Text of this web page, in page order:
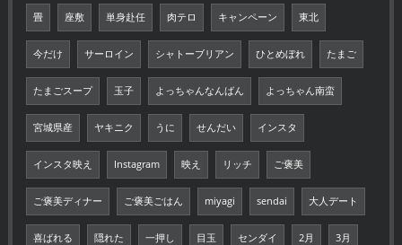
畳 座敷 単身赴任 肉テロ キャンペーン 東北
今だけ サーロイン シャトーブリアン ひとめぼれ たまご
たまごスープ 玉子 よっちゃんなんばん よっちゃん南蛮
宮城県産 ヤキニク うに せんだい インスタ
インスタ映え Instagram 映え リッチ ご褒美
ご褒美ディナー ご褒美ごはん miyagi sendai 大人デート
喜ばれる 隠れた 一押し 目玉 センダイ 2月 3月